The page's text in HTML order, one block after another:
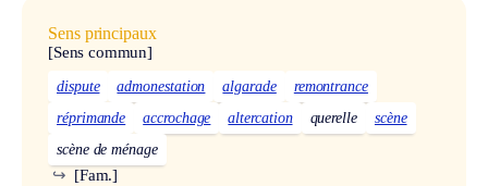
Sens principaux
[Sens commun]
dispute admonestation algarade
remontrance
réprimande
accrochage altercation querelle
scène
scène de ménage
[Fam.]
↪